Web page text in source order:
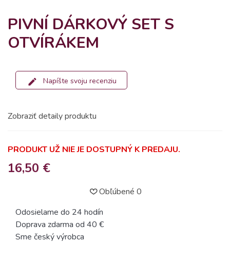
PIVNÍ DÁRKOVÝ SET S
OTVÍRÁKEM
Napíšte svoju recenziu
Zobraziť detaily produktu
PRODUKT UŽ NIE JE DOSTUPNÝ K PREDAJU.
16,50 €
Obľúbené 0
Odosielame do 24 hodín
Doprava zdarma od 40 €
Sme český výrobca